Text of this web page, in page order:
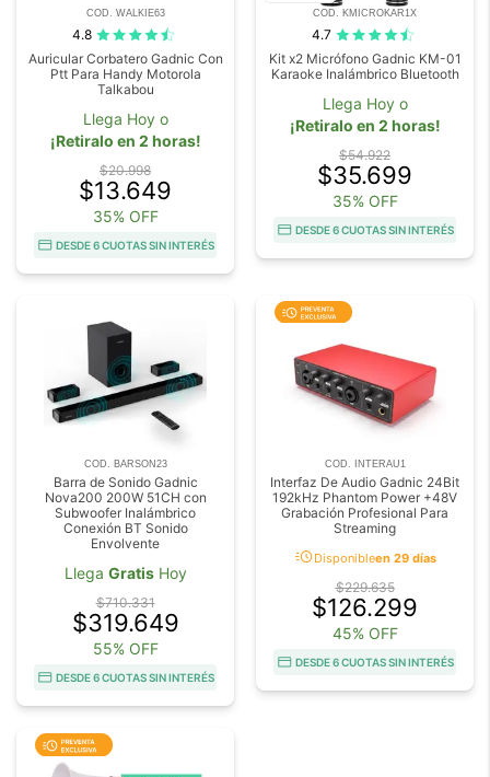
COD. WALKIE63
4.8
Auricular Corbatero Gadnic Con
Ptt Para Handy Motorola
Talkabou
Llega Hoy o
¡Retiralo en 2 horas!
$20.998
$13.649
35% OFF
DESDE 6 CUOTAS SIN INTERÉS
COD. KMICROKAR1X
4.7
Kit x2 Micrófono Gadnic KM-01
Karaoke Inalámbrico Bluetooth
Llega Hoy o
¡Retiralo en 2 horas!
$54.922
$35.699
35% OFF
DESDE 6 CUOTAS SIN INTERÉS
COD. BARSON23
Barra de Sonido Gadnic
Nova200 200W 51CH con
Subwoofer Inalámbrico
Conexión BT Sonido
Envolvente
Llega GratisHoy
$710.331
$319.649
55% OFF
DESDE 6 CUOTAS SIN INTERÉS
COD. INTERAU1
Interfaz De Audio Gadnic 24Bit
192kHz Phantom Power +48V
Grabación Profesional Para
Streaming
acuteDisponibleen 29 días
$229.635
$126.299
45% OFF
DESDE 6 CUOTAS SIN INTERÉS